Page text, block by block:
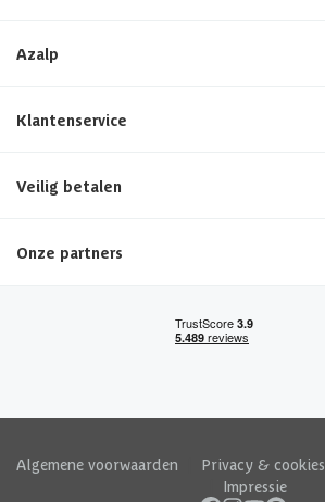
Azalp
Klantenservice
Veilig betalen
Onze partners
Algemene voorwaarden Privacy & cookies
Impressie